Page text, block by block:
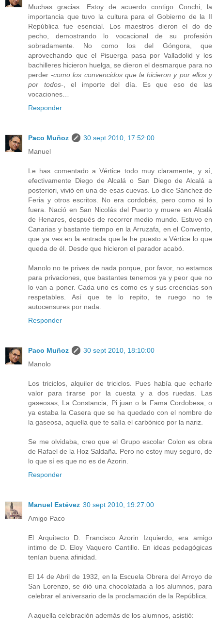
Muchas gracias. Estoy de acuerdo contigo Conchi, la
importancia que tuvo la cultura para el Gobierno de la II
República fue esencial. Los maestros dieron el do de
pecho, demostrando lo vocacional de su profesión
sobradamente. No como los del Góngora, que
aprovechando que el Pisuerga pasa por Valladolid y los
bachilleres hicieron huelga, se dieron el desmarque para no
perder-como los convencidos que la hicieron y por ellos y
por todos-, el importe del día. Es que eso de las
vocaciones…
Responder
Paco Muñoz
30 sept 2010, 17:52:00
Manuel
Le has comentado a Vértice todo muy claramente, y sí,
efectivamente Diego de Alcalá o San Diego de Alcalá a
posteriori, vivió en una de esas cuevas. Lo dice Sánchez de
Feria y otros escritos. No era cordobés, pero como si lo
fuera. Nació en San Nicolás del Puerto y muere en Alcalá
de Henares, después de recorrer medio mundo. Estuvo en
Canarias y bastante tiempo en la Arruzafa, en el Convento,
que ya ves en la entrada que le he puesto a Vértice lo que
queda de él. Desde que hicieron el parador acabó.
Manolo no te prives de nada porque, por favor, no estamos
para privaciones, que bastantes tenemos ya y peor que no
lo van a poner. Cada uno es como es y sus creencias son
respetables. Así que te lo repito, te ruego no te
autocensures por nada.
Responder
Paco Muñoz
30 sept 2010, 18:10:00
Manolo
Los triciclos, alquiler de triciclos. Pues había que echarle
valor para tirarse por la cuesta y a dos ruedas. Las
gaseosas, La Constancia, Pi juan o la Fama Cordobesa, o
ya estaba la Casera que se ha quedado con el nombre de
la gaseosa, aquella que te salía el carbónico por la nariz.
Se me olvidaba, creo que el Grupo escolar Colon es obra
de Rafael de la Hoz Saldaña. Pero no estoy muy seguro, de
lo que sí es que no es de Azorin.
Responder
Manuel Estévez 30 sept 2010, 19:27:00
Amigo Paco
El Arquitecto D. Francisco Azorin Izquierdo, era amigo
intimo de D. Eloy Vaquero Cantillo. En ideas pedagógicas
tenían buena afinidad.
El 14 de Abril de 1932, en la Escuela Obrera del Arroyo de
San Lorenzo, se dió una chocolatada a los alumnos, para
celebrar el aniversario de la proclamación de la República.
A aquella celebración además de los alumnos, asistió: